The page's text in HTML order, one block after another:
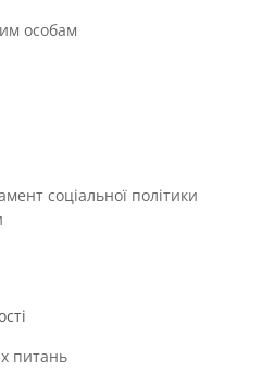
особам
соціальної політики
питань